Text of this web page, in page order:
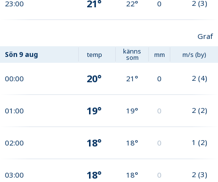
23:00 21° 22° 0 2 (3)
Graf
Sön 9 aug temp känns
som mm m/s (by)
00:00 20° 21° 0 2 (4)
01:00 19° 19° 0 2 (2)
02:00 18° 18° 0 1 (2)
03:00 18° 18° 0 2 (3)